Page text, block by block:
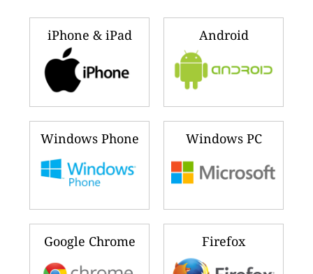
iPhone & iPad Android
Windows Phone Windows PC
Google Chrome Firefox